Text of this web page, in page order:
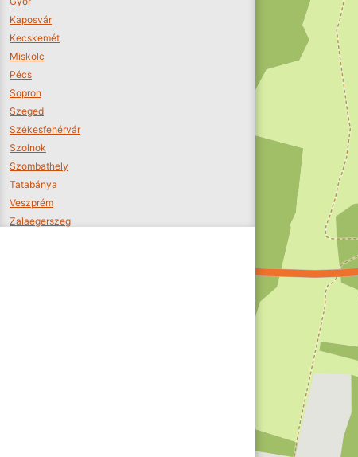
Kaposvár
Kecskemét
Miskolc
Pécs
Sopron
Szeged
Székesfehérvár
Szolnok
Szombathely
Tatabánya
Veszprém
Zalaegerszeg